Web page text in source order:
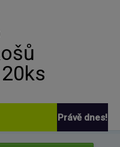
Právě dnes!